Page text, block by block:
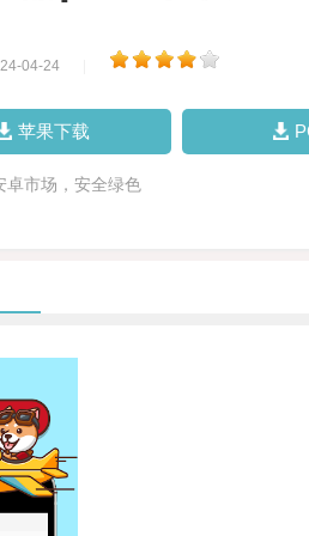
04-24
苹果下载
卓市场，安全绿色